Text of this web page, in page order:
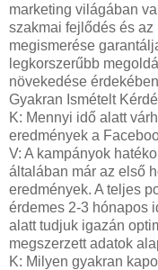
marketing világában
szakmai fejlődés és
megismerése
legkorszerűbb
növekedése
Gyakran Ismételt
K: Mennyi idő alatt
eredmények a
V: A kampányok
általában már az első
eredmények. A teljes
érdemes 2-3 hónapos
alatt tudjuk igazán
megszerzett adatok
K: Milyen gyakran